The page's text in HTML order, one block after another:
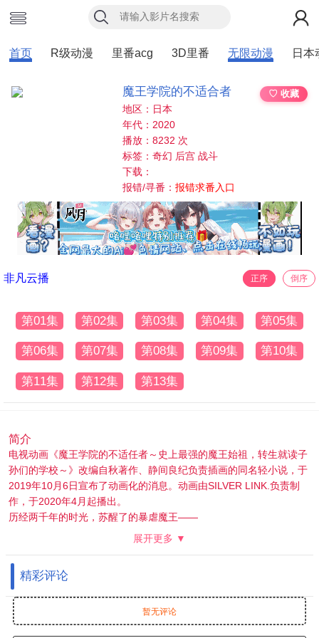
首页 R级动漫 里番acg 3D里番 无限动漫 日本
魔王学院的不适合者
♡ 收藏
地区：日本
年代：2020
播放：8232 次
标签：奇幻 后宫 战斗
下载：
报错/寻番：报错求番入口
非凡云播 正序 倒序
第01集 第02集 第03集 第04集 第05集
第06集 第07集 第08集 第09集 第10集
第11集 第12集 第13集
简介
电视动画《魔王学院的不适任者～史上最强的魔王始祖，转生就读子
孙们的学校～》改编自秋著作、静间良纪负责插画的同名轻小说，于
2019年10月6日宣布了动画化的消息。动画由SILVER LINK.负责制
作，于2020年4月起播出。
历经两千年的时光，苏醒了的暴虐魔王——
但他在培育魔王候补的学院中的适性却是——《不适任》！？
波鲁迪戈乌多”却厌倦了永无止尽的斗争，梦想着和平的世界进行转
生。然而在两千年后，转生后的他所迎来的，却是适应和平生活而变
得过于弱小的子孙们，以及各种衰退至极的魔法。
阿诺斯虽然进入了对被视作魔王转世之人进行集中教育的“魔王学
院”，但学院却无法看出他的实力，使得他被刻上不适任者这一烙
展开更多 ▼
精彩评论
暂无评论